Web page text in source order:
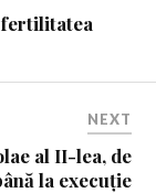
fertilitatea
NEXT
al II-lea, de
la execuție